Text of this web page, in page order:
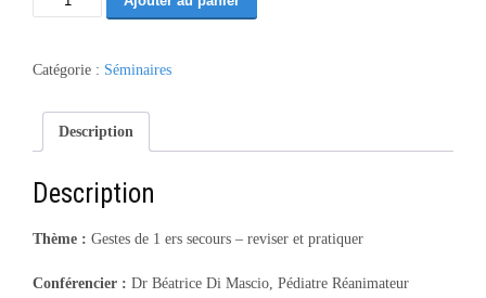
de
de
secours
Martinique
(67)
Catégorie : Séminaires
Description
Description
Thème : Gestes de 1 ers secours – reviser et pratiquer
Conférencier : Dr Béatrice Di Mascio, Pédiatre Réanimateur